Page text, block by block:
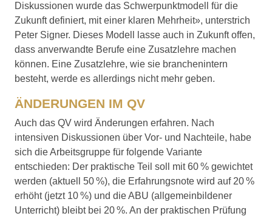
Diskussionen wurde das Schwerpunktmodell für die
Zukunft definiert, mit einer klaren Mehrheit», unterstrich
Peter Signer. Dieses Modell lasse auch in Zukunft offen,
dass anverwandte Berufe eine Zusatzlehre machen
können. Eine Zusatzlehre, wie sie branchenintern
besteht, werde es allerdings nicht mehr geben.
ÄNDERUNGEN IM QV
Auch das QV wird Änderungen erfahren. Nach
intensiven Diskussionen über Vor- und Nachteile, habe
sich die Arbeitsgruppe für folgende Variante
entschieden: Der praktische Teil soll mit 60 % gewichtet
werden (aktuell 50 %), die Erfahrungsnote wird auf 20 %
erhöht (jetzt 10 %) und die ABU (allgemeinbildener
Unterricht) bleibt bei 20 %. An der praktischen Prüfung